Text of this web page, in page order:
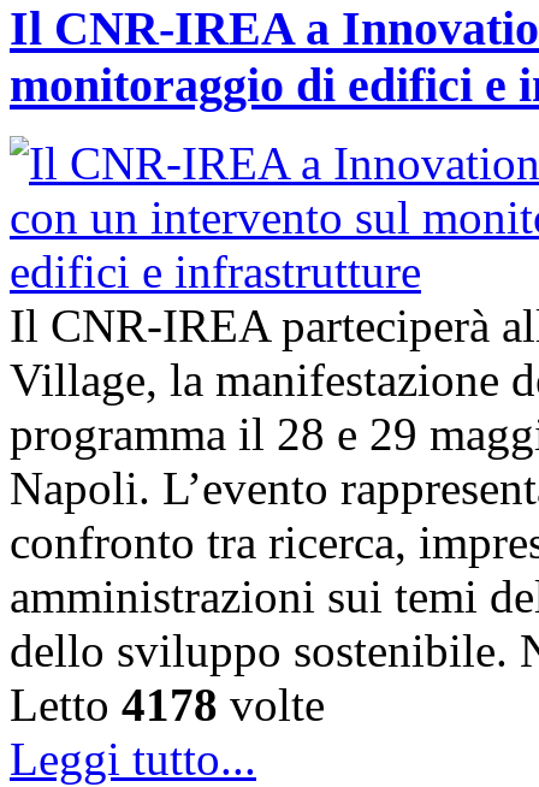
Il CNR-IREA a
monitoraggio di edifici e
Il CNR-IREA parteciperà
Village, la manifestazione
programma il 28 e 29
Napoli. L’evento
confronto tra ricerca,
amministrazioni sui temi
dello sviluppo sostenibile.
Letto 4178 volte
Leggi tutto...